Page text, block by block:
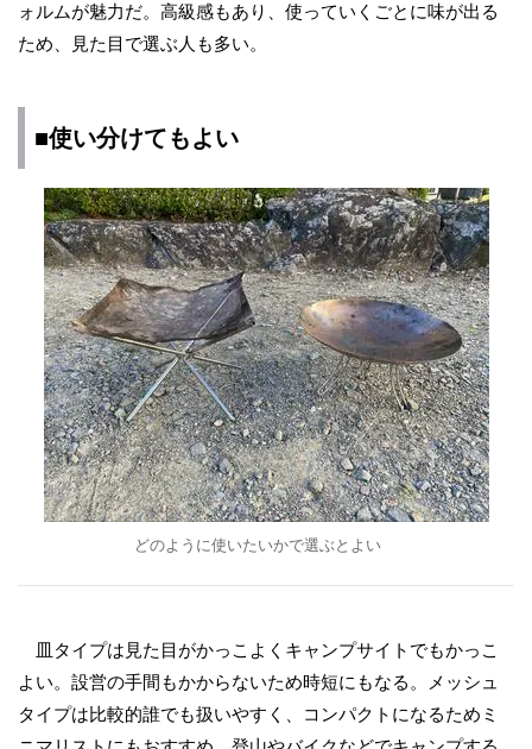
ォルムが魅力だ。高級感もあり、使っていくごとに味が出る
ため、見た目で選ぶ人も多い。
■使い分けてもよい
どのように使いたいかで選ぶとよい
皿タイプは見た目がかっこよくキャンプサイトでもかっこ
よい。設営の手間もかからないため時短にもなる。メッシュ
タイプは比較的誰でも扱いやすく、コンパクトになるためミ